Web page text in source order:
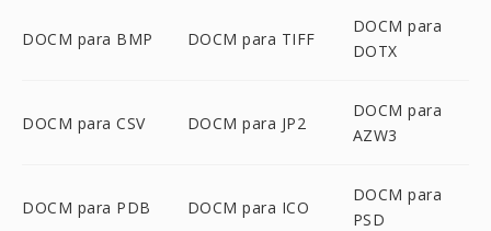
DOCM para BMP DOCM para TIFF
DOCM para
DOTX
DOCM para CSV DOCM para JP2
DOCM para
AZW3
DOCM para PDB DOCM para ICO
DOCM para
PSD